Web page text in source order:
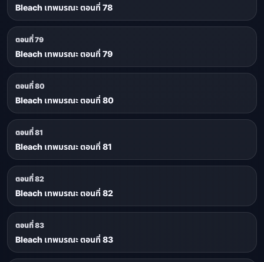
Bleach เทพมรณะ ตอนที่ 78
ตอนที่ 79
Bleach เทพมรณะ ตอนที่ 79
ตอนที่ 80
Bleach เทพมรณะ ตอนที่ 80
ตอนที่ 81
Bleach เทพมรณะ ตอนที่ 81
ตอนที่ 82
Bleach เทพมรณะ ตอนที่ 82
ตอนที่ 83
Bleach เทพมรณะ ตอนที่ 83